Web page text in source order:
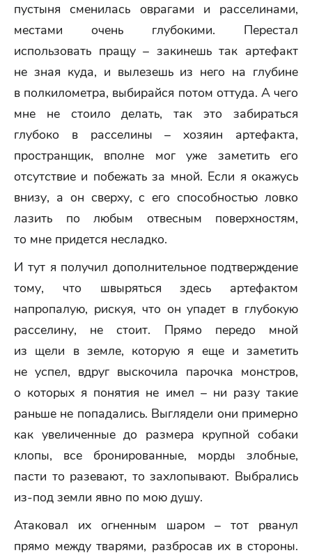
пустыня сменилась оврагами и расселинами,
местами очень глубокими. Перестал
использовать пращу – закинешь так артефакт
не зная куда, и вылезешь из него на глубине
в полкилометра, выбирайся потом оттуда. А чего
мне не стоило делать, так это забираться
глубоко в расселины – хозяин артефакта,
пространщик, вполне мог уже заметить его
отсутствие и побежать за мной. Если я окажусь
внизу, а он сверху, с его способностью ловко
лазить по любым отвесным поверхностям,
то мне придется несладко.
И тут я получил дополнительное подтверждение
тому, что швыряться здесь артефактом
напропалую, рискуя, что он упадет в глубокую
расселину, не стоит. Прямо передо мной
из щели в земле, которую я еще и заметить
не успел, вдруг выскочила парочка монстров,
о которых я понятия не имел – ни разу такие
раньше не попадались. Выглядели они примерно
как увеличенные до размера крупной собаки
клопы, все бронированные, морды злобные,
пасти то разевают, то захлопывают. Выбрались
из-под земли явно по мою душу.
Атаковал их огненным шаром – тот рванул
прямо между тварями, разбросав их в стороны.